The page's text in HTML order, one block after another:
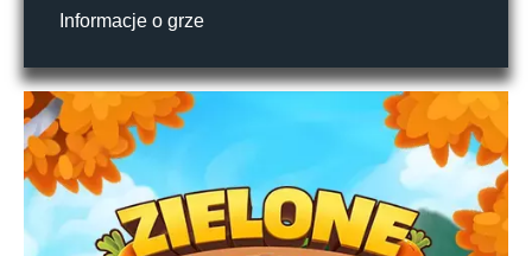
Informacje o grze